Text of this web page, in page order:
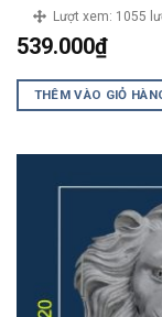
Lượt xem: 1055
539.000₫
THÊM VÀO GIỎ